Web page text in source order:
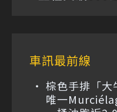
車訊最前線
棕色手排「大
唯一